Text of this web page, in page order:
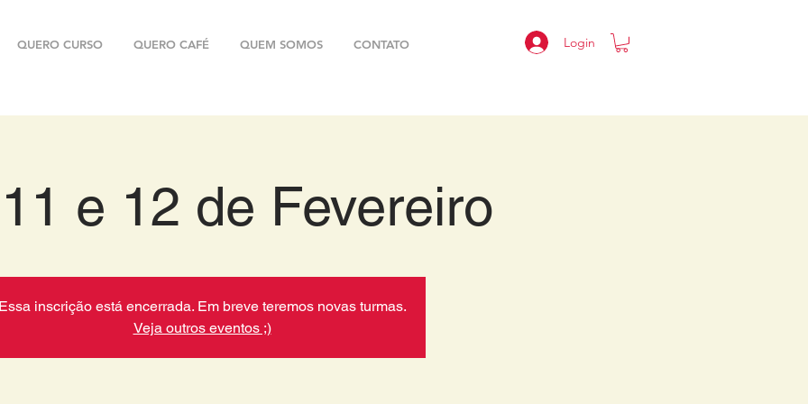
QUERO CURSO QUERO CAFÉ QUEM SOMOS CONTATO Login
e 12 de Fevereiro
inscrição está encerrada. Em breve teremos novas turmas.
Veja outros eventos ;)